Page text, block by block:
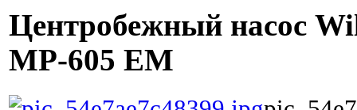
Центробежный насос
MP-605 EM